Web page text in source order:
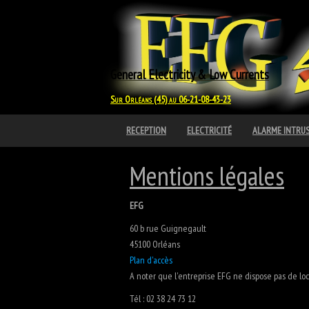
General Electricity & Low Currents
Sur Orléans (45) au 06-21-08-43-23
RECEPTION ELECTRICITÉ ALARME
Mentions légales
EFG
60 b rue Guignegault
45100 Orléans
Plan d'accès
A noter que l'entreprise EFG ne dispose pas de
Tél : 02 38 24 73 12